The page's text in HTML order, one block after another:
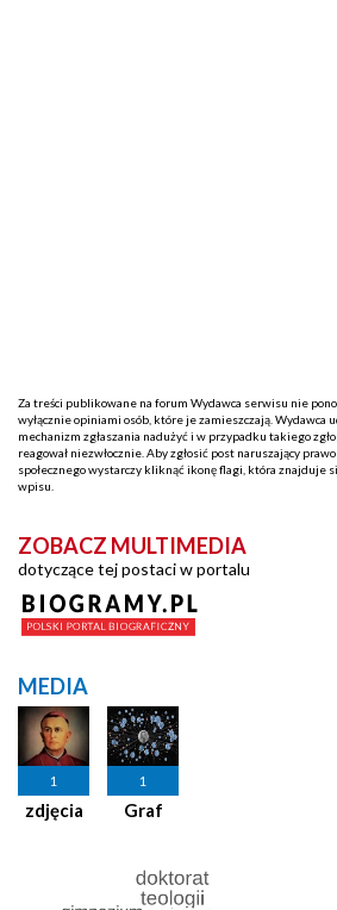
Za treści publikowane na forum Wydawca serwisu nie
wyłącznie opiniami osób, które je zamieszczają. Wydawca
mechanizm zgłaszania nadużyć i w przypadku takiego
reagował niezwłocznie. Aby zgłosić post naruszający
społecznego wystarczy kliknąć ikonę flagi, która znajduje
wpisu.
ZOBACZ MULTIMEDIA
dotyczące tej postaci w portalu
MEDIA
1
zdjęcia
1
Graf